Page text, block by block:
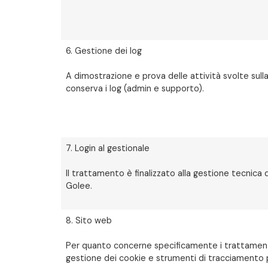
6. Gestione dei log
A dimostrazione e prova delle attività svolte
conserva i log (admin e supporto).
7. Login al gestionale
Il trattamento è finalizzato alla gestione tecnica
Golee.
8. Sito web
Per quanto concerne specificamente i
gestione dei cookie e strumenti di tracciamento